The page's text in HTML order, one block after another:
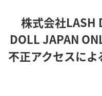
株式会社LASH
DOLL JAPAN
不正アクセスに